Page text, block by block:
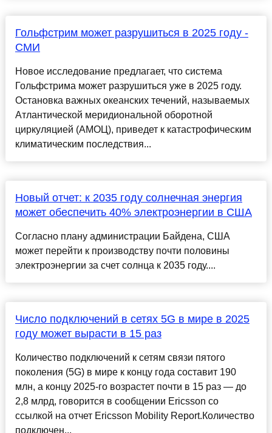
Гольфстрим может разрушиться в 2025 году -
СМИ
Новое исследование предлагает, что система
Гольфстрима может разрушиться уже в 2025 году.
Остановка важных океанских течений, называемых
Атлантической меридиональной оборотной
циркуляцией (АМОЦ), приведет к катастрофическим
климатическим последствия...
Новый отчет: к 2035 году солнечная энергия
может обеспечить 40% электроэнергии в США
Согласно плану администрации Байдена, США
может перейти к производству почти половины
электроэнергии за счет солнца к 2035 году....
Число подключений в сетях 5G в мире в 2025
году может вырасти в 15 раз
Количество подключений к сетям связи пятого
поколения (5G) в мире к концу года составит 190
млн, а концу 2025-го возрастет почти в 15 раз — до
2,8 млрд, говорится в сообщении Ericsson со
ссылкой на отчет Ericsson Mobility Report.Количество
подключен...